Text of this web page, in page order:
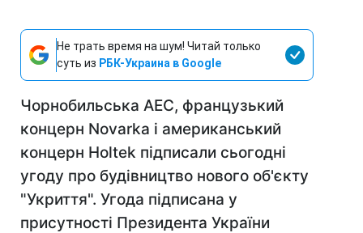
Не трать время на шум! Читай только
суть из РБК-Украина в Google
Чорнобильська АЕС, французький
концерн Novarka і американський
концерн Holtek підписали сьогодні
угоду про будівництво нового об'єкту
"Укриття". Угода підписана у
присутності Президента України